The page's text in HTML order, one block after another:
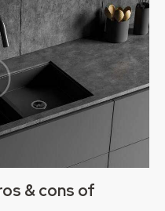
& cons of